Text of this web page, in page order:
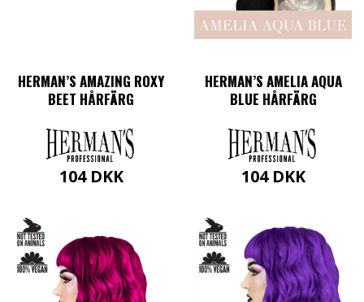
HERMAN’S AMAZING ROXY
BEET HÅRFÄRG
104 DKK
HERMAN’S AMELIA AQUA
BLUE HÅRFÄRG
104 DKK